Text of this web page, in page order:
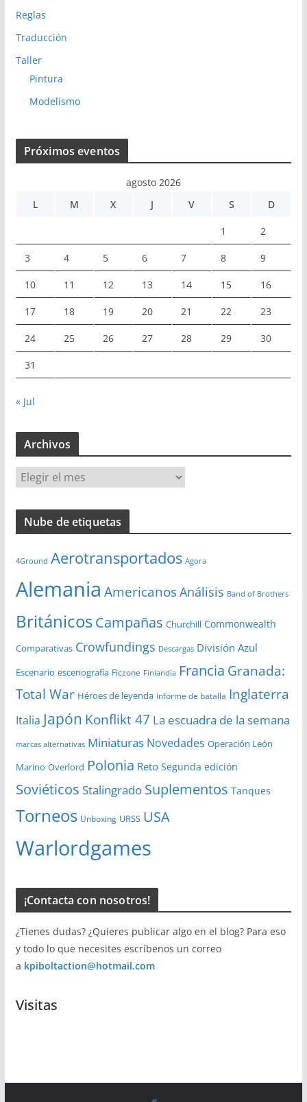
Reglas
Traducción
Taller
Pintura
Modelismo
Próximos eventos
agosto 2026
L
M X J V S D
1 2
3 4 5 6 7 8 9
10 11 12 13 14 15 16
17 18 19 20 21 22 23
24 25 26 27 28 29 30
31
« Jul
Archivos
c
v
s
Nube de etiquetas
4Ground Aerotransportados Agora
Alemania AmericanosAnálisis Band of Brothers
BritánicosCampañas Churchill Commonwealth
Comparativas Crowfundings Descargas División Azul
Escenario escenografía Ficzone Finlandia Francia Granada:
Total War Héroes de leyenda informe de batalla Inglaterra
Italia Japón Konflikt 47 La escuadra de la semana
marcas alternativas Miniaturas Novedades Operación León
Marino Overlord Polonia Reto Segunda edición
Soviéticos Stalingrado Suplementos Tanques
Torneos Unboxing URSS USA
Warlordgames
¡Contacta con nosotros!
¿Tienes dudas? ¿Quieres publicar algo en el blog? Para eso
y todo lo que necesites escríbenos un correo
a kpiboltaction@hotmail.com
Visitas